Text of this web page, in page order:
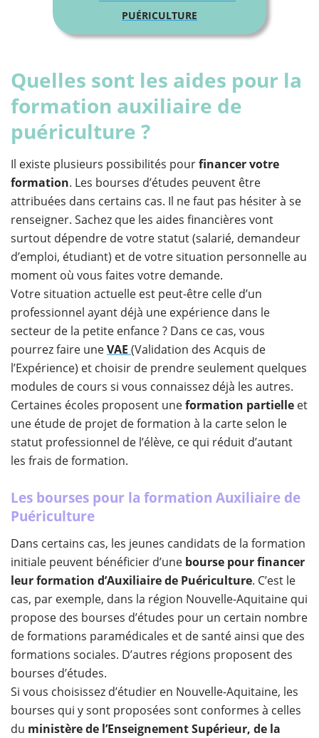
PUÉRICULTURE
Quelles sont les aides pour la
formation auxiliaire de
puériculture ?
Il existe plusieurs possibilités pourfinancer votre
formation. Les bourses d’études peuvent être
attribuées dans certains cas. Il ne faut pas hésiter à se
renseigner. Sachez que les aides financières vont
surtout dépendre de votre statut (salarié, demandeur
d’emploi, étudiant) et de votre situation personnelle au
moment où vous faites votre demande.
Votre situation actuelle est peut-être celle d’un
professionnel ayant déjà une expérience dans le
secteur de la petite enfance ? Dans ce cas, vous
pourrez faire uneVAE (Validation des Acquis de
l’Expérience) et choisir de prendre seulement quelques
modules de cours si vous connaissez déjà les autres.
Certaines écoles proposent uneformation partielle et
une étude de projet de formation à la carte selon le
statut professionnel de l’élève, ce qui réduit d’autant
les frais de formation.
Les bourses pour la formation Auxiliaire de
Puériculture
Dans certains cas, les jeunes candidats de la formation
initiale peuvent bénéficier d’une bourse pour financer
leur formation d’Auxiliaire de Puériculture. C’est le
cas, par exemple, dans la région Nouvelle-Aquitaine qui
propose des bourses d’études pour un certain nombre
de formations paramédicales et de santé ainsi que des
formations sociales. D’autres régions proposent des
bourses d’études.
Si vous choisissez d’étudier en Nouvelle-Aquitaine, les
bourses qui y sont proposées sont conformes à celles
du ministère de l’Enseignement Supérieur, de la